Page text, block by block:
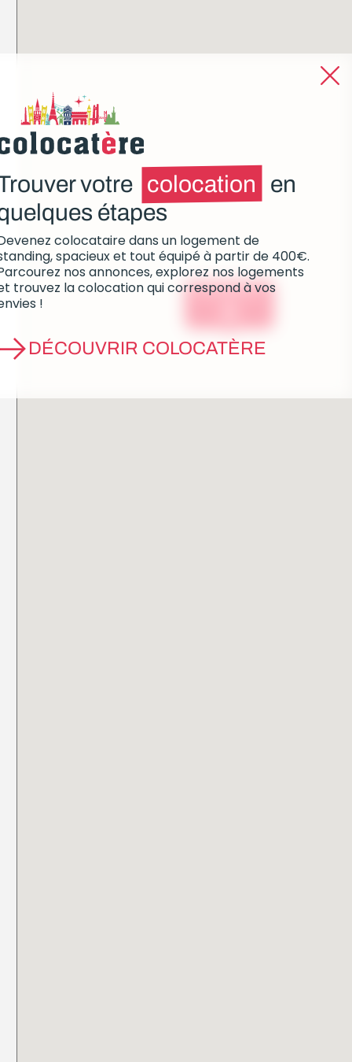
votre colocation
en
étapes
colocataire dans un logement de
spacieux et tout équipé à partir de 400€.
nos annonces, explorez nos logements
trouvez la colocation qui correspond à vos
!
DÉCOUVRIR COLOCATÈRE
Colocations :